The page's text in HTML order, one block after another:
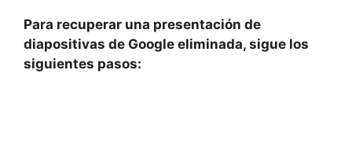
Para recuperar ‌una presentación de
diapositivas de Google eliminada, sigue los
siguientes⁣ pasos: